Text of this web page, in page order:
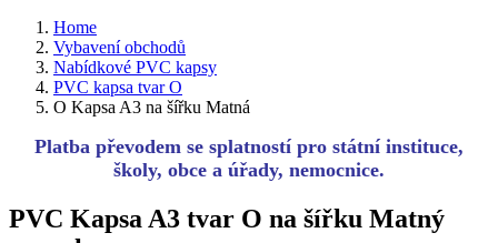
Home
Vybavení obchodů
Nabídkové PVC kapsy
PVC kapsa tvar O
O Kapsa A3 na šířku Matná
Platba převodem se splatností pro státní instituce,
školy, obce a úřady, nemocnice.
PVC Kapsa A3 tvar O na šířku Matný